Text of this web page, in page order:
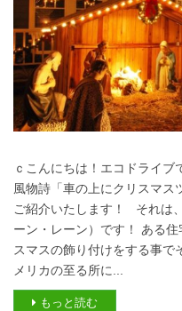
ｃこんにちは！エコドライ
風物詩「車の上にクリスマス
ご紹介いたします！ それは
ーン・レーン）です！ ある
スマスの飾り付けをする事で
メリカの至る所に...
もっと読む